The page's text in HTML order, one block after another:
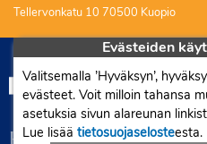
Tellervonkatu 10 70500 Kuopio
Evästeiden
Valitsemalla ’Hyväksyn’,
evästeet. Voit milloin tahansa
asetuksia sivun alareunan
Lue lisää tietosuojaselosteesta.